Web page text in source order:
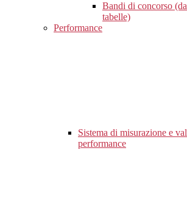
Bandi di concorso
tabelle)
Performance
Sistema di misurazione e
performance